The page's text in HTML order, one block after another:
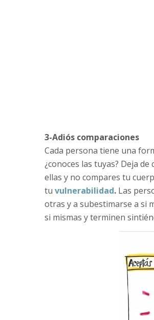
3-Adiós comparaciones
Cada persona tiene una
¿conoces las tuyas? Deja
ellas y no compares tu
tu vulnerabilidad. Las
otras y a subestimarse a si
si mismas y terminen